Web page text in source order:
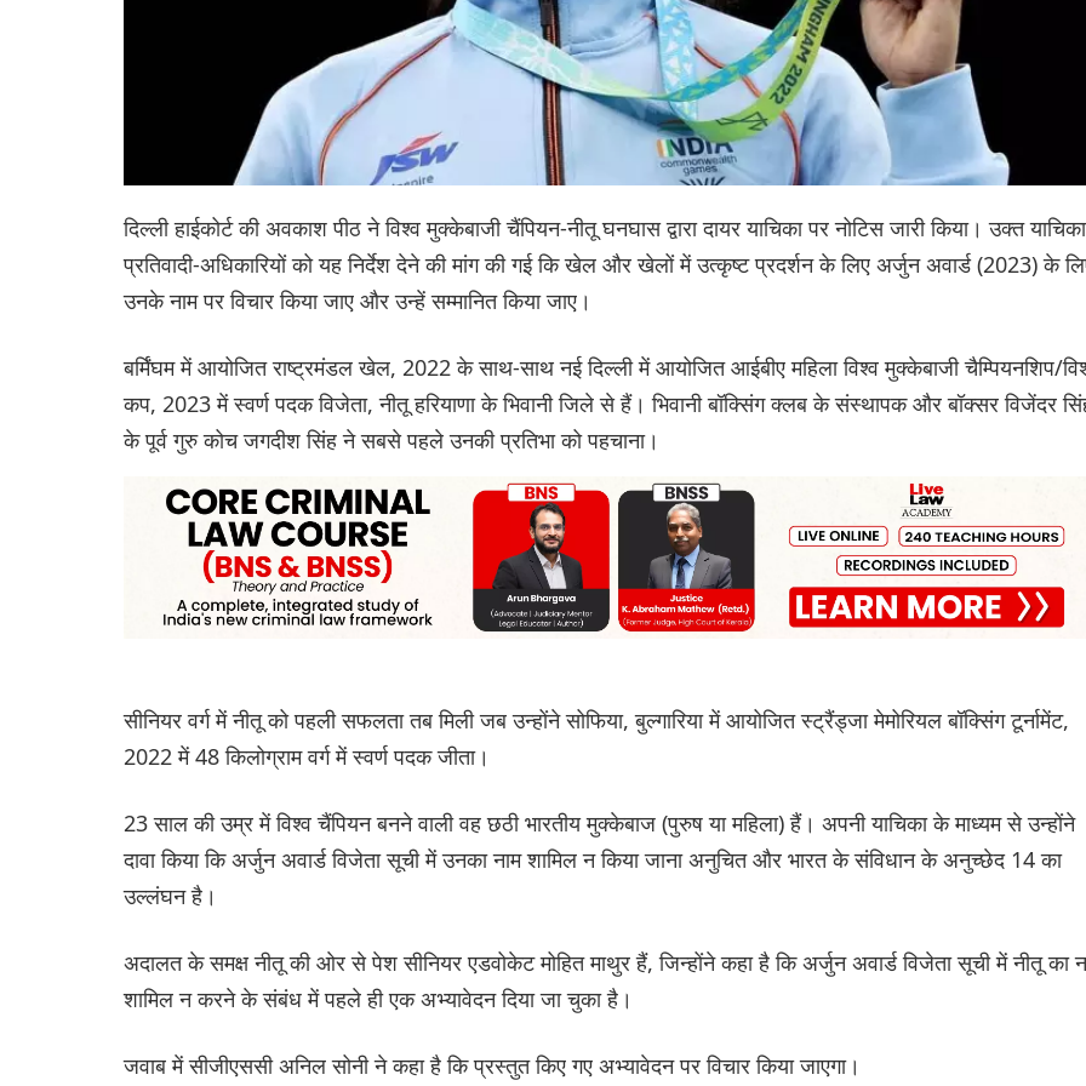
दिल्ली हाईकोर्ट की अवकाश पीठ ने विश्व मुक्केबाजी चैंपियन-नीतू घनघास द्वारा दायर याचिका पर नोटिस जारी किया। उक्त
प्रतिवादी-अधिकारियों को यह निर्देश देने की मांग की गई कि खेल और खेलों में उत्कृष्ट प्रदर्शन के लिए अर्जुन अवार्ड (2023) के
उनके नाम पर विचार किया जाए और उन्हें सम्मानित किया जाए।
बर्मिंघम में आयोजित राष्ट्रमंडल खेल, 2022 के साथ-साथ नई दिल्ली में आयोजित आईबीए महिला विश्व मुक्केबाजी चैम्पियनशिप/
कप, 2023 में स्वर्ण पदक विजेता, नीतू हरियाणा के भिवानी जिले से हैं। भिवानी बॉक्सिंग क्लब के संस्थापक और बॉक्सर विजेंदर
के पूर्व गुरु कोच जगदीश सिंह ने सबसे पहले उनकी प्रतिभा को पहचाना।
सीनियर वर्ग में नीतू को पहली सफलता तब मिली जब उन्होंने सोफिया, बुल्गारिया में आयोजित स्ट्रैंड्जा मेमोरियल बॉक्सिंग टूर्नामेंट,
2022 में 48 किलोग्राम वर्ग में स्वर्ण पदक जीता।
23 साल की उम्र में विश्व चैंपियन बनने वाली वह छठी भारतीय मुक्केबाज (पुरुष या महिला) हैं। अपनी याचिका के माध्यम से उन्होंने
दावा किया कि अर्जुन अवार्ड विजेता सूची में उनका नाम शामिल न किया जाना अनुचित और भारत के संविधान के अनुच्छेद 14 का
उल्लंघन है।
अदालत के समक्ष नीतू की ओर से पेश सीनियर एडवोकेट मोहित माथुर हैं, जिन्होंने कहा है कि अर्जुन अवार्ड विजेता सूची में नीतू का
शामिल न करने के संबंध में पहले ही एक अभ्यावेदन दिया जा चुका है।
जवाब में सीजीएससी अनिल सोनी ने कहा है कि प्रस्तुत किए गए अभ्यावेदन पर विचार किया जाएगा।